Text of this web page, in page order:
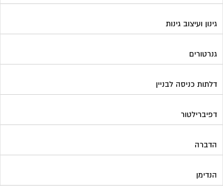
גינון ועיצוב גינות
גנרטורים
דלתות כניסה לבניין
דפיברילטור
הדברה
הנדימן